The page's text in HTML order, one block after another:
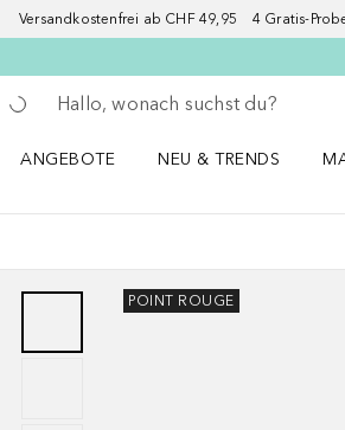
Versandkostenfrei ab CHF 49,95 4 Gratis-
Gehe zurück
Suche ausführen
ANGEBOTE
NEU & TRENDS
POINT ROUGE